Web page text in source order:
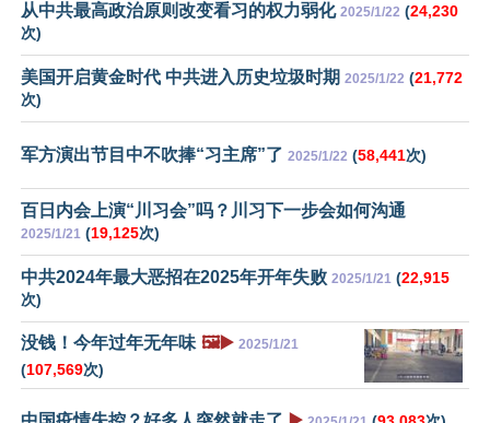
从中共最高政治原则改变看习的权力弱化 2025/1/22 (24,230
次)
美国开启黄金时代 中共进入历史垃圾时期 2025/1/22 (21,772
次)
军方演出节目中不吹捧“习主席”了 2025/1/22 (58,441次)
百日内会上演“川习会”吗？川习下一步会如何沟通
2025/1/21 (19,125次)
中共2024年最大恶招在2025年开年失败 2025/1/21 (22,915
次)
没钱！今年过年无年味 🖼️▶️ 2025/1/21
(107,569次)